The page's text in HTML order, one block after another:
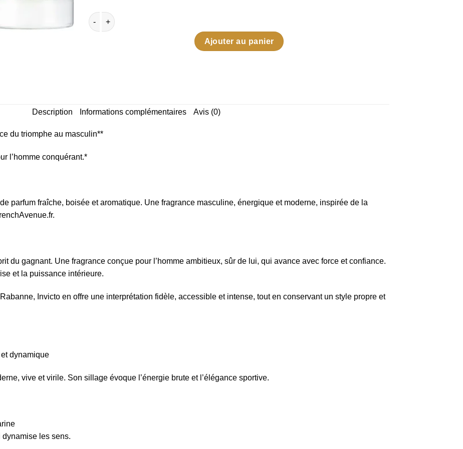
quantité de Invicto - Fragrance World
Ajouter au panier
Description Informations complémentaires Avis (0)
du triomphe au masculin**
l’homme conquérant.*
parfum fraîche, boisée et aromatique. Une fragrance masculine, énergique et moderne, inspirée de la
du gagnant. Une fragrance conçue pour l’homme ambitieux, sûr de lui, qui avance avec force et confiance.
et la puissance intérieure.
Invicto en offre une interprétation fidèle, accessible et intense, tout en conservant un style propre et
dynamique
vive et virile. Son sillage évoque l’énergie brute et l’élégance sportive.
les sens.